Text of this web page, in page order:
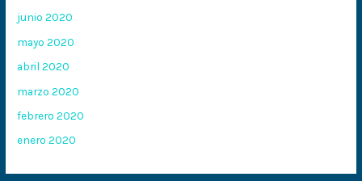
junio 2020
mayo 2020
abril 2020
marzo 2020
febrero 2020
enero 2020